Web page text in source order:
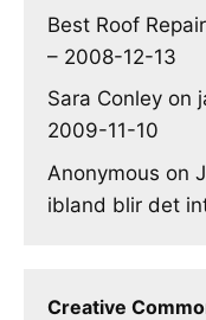
Best Roof Repair
– 2008-12-13
Sara Conley on
2009-11-10
Anonymous on
ibland blir det
Creative